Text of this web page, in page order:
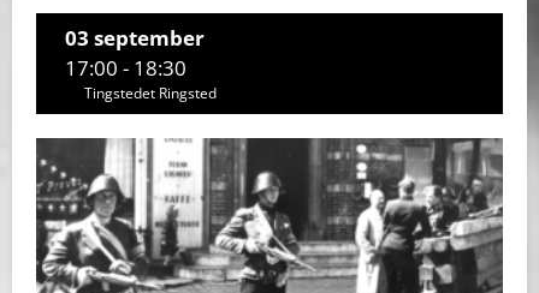
03 september
17:00 - 18:30
Tingstedet Ringsted